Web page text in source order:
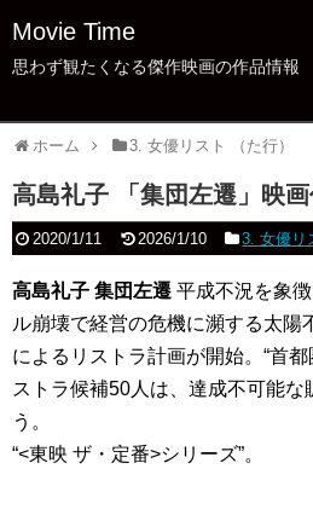
Movie Time
思わず観たくなる傑作映画の作品情報
ホーム 3. 女優リスト （た行）
高島礼子 「集団左遷」映
2020/1/11 2026/1/10 3. 女優リ
高島礼子 集団左遷 平成不況を象
ル崩壊で経営の危機に瀕する太陽
によるリストラ計画が開始。“首
ストラ候補50人は、達成不可能な
う。
“<東映 ザ・定番>シリーズ”。